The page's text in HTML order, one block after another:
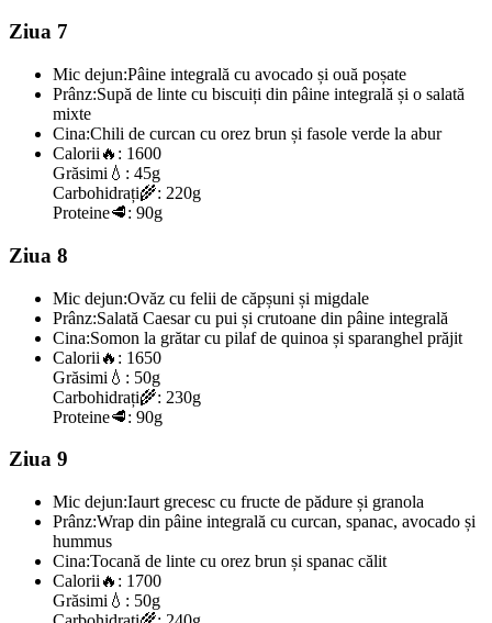
Ziua 7
Mic dejun:Pâine integrală cu avocado și ouă poșate
Prânz:Supă de linte cu biscuiți din pâine integrală și o salată
mixte
Cina:Chili de curcan cu orez brun și fasole verde la abur
Calorii 🔥: 1600
Grăsimi 💧: 45g
Carbohidrați🌾: 220g
Proteine🥩: 90g
Ziua 8
Mic dejun:Ovăz cu felii de căpșuni și migdale
Prânz:Salată Caesar cu pui și crutoane din pâine integrală
Cina:Somon la grătar cu pilaf de quinoa și sparanghel prăjit
Calorii 🔥: 1650
Grăsimi 💧: 50g
Carbohidrați🌾: 230g
Proteine🥩: 90g
Ziua 9
Mic dejun:Iaurt grecesc cu fructe de pădure și granola
Prânz:Wrap din pâine integrală cu curcan, spanac, avocado și
hummus
Cina:Tocană de linte cu orez brun și spanac călit
Calorii 🔥: 1700
Grăsimi 💧: 50g